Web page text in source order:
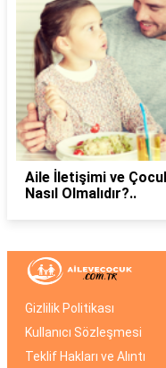
Aile İletişimi ve
Nasıl Olmalıdır?..
Gizlilik Politikası
Kullanıcı Sözleşmesi
Teklif Hakları ve Alıntı